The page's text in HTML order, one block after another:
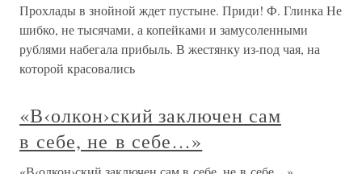
Прохлады в знойной ждет пустыне. Приди! Ф. Глинка Не
шибко, не тысячами, а копейками и замусоленными
рублями набегала прибыль. В жестянку из-под чая, на
которой красовались
«В‹олкон›ский заключен сам
в себе, не в себе…»